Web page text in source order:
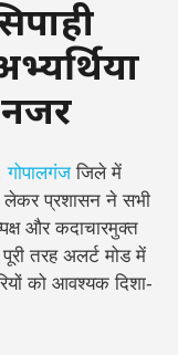
नजर
गोपालगंजजिले में
लेकर प्रशासन ने सभी
और कदाचारमुक्त
तरह अलर्ट मोड में
को आवश्यक दिशा-